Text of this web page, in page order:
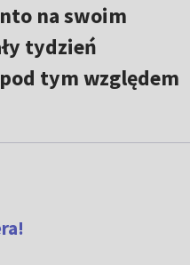
na swoim
tydzień
tym względem